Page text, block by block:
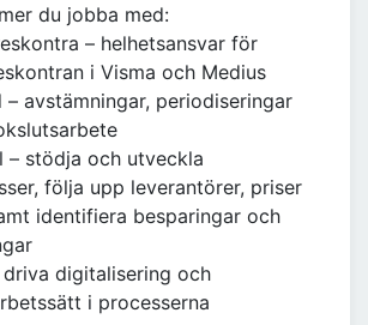
du jobba med:
– helhetsansvar för
i Visma och Medius
– avstämningar, periodiseringar
– stödja och utveckla
följa upp leverantörer, priser
identifiera besparingar och
digitalisering och
i processerna